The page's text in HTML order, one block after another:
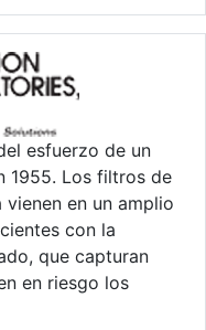
esfuerzo de un
1955. Los filtros de
en un amplio
con la
que capturan
en riesgo los